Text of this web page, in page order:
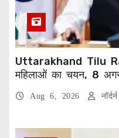
Uttarakhand Tilu
महिलाओं का चयन, 8
Aug 6, 2026